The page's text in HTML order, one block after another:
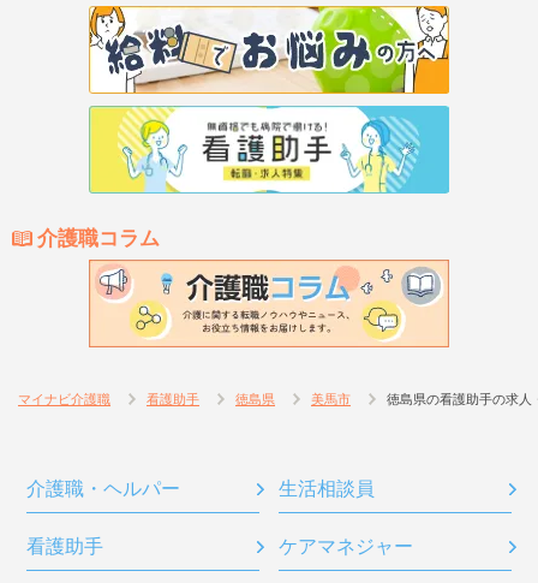
介護職コラム
マイナビ介護職 看護助手 徳島県 美馬市 徳島県の看護助手の求人
介護職・ヘルパー 生活相談員
看護助手 ケアマネジャー